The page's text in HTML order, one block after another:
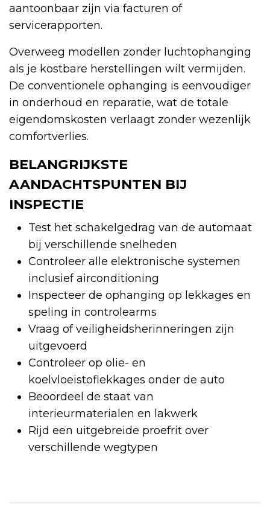
aantoonbaar zijn via facturen of
servicerapporten.
Overweeg modellen zonder luchtophanging
als je kostbare herstellingen wilt vermijden.
De conventionele ophanging is eenvoudiger
in onderhoud en reparatie, wat de totale
eigendomskosten verlaagt zonder wezenlijk
comfortverlies.
BELANGRIJKSTE
AANDACHTSPUNTEN BIJ
INSPECTIE
Test het schakelgedrag van de automaat
bij verschillende snelheden
Controleer alle elektronische systemen
inclusief airconditioning
Inspecteer de ophanging op lekkages en
speling in controlearms
Vraag of veiligheidsherinneringen zijn
uitgevoerd
Controleer op olie- en
koelvloeistoflekkages onder de auto
Beoordeel de staat van
interieurmaterialen en lakwerk
Rijd een uitgebreide proefrit over
verschillende wegtypen